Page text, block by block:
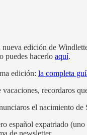
edición de
puedes hacerlo aquí.
edición: la completa
recordaros
el nacimiento
español expatriado
de newsletter.